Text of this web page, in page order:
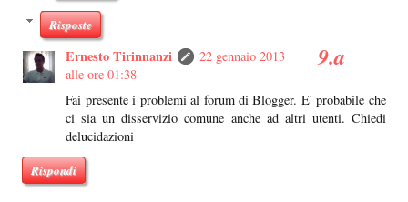
Risposte
Ernesto Tirinnanzi
22 gennaio 2013
alle ore 01:38
Fai presente i problemi al forum di Blogger. E' probabile che
ci sia un disservizio comune anche ad altri utenti. Chiedi
delucidazioni
Rispondi